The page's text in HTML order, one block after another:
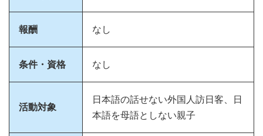
報酬 なし
条件・資格 なし
活動対象
日本語の話せない外国人訪日客、日
本語を母語としない親子